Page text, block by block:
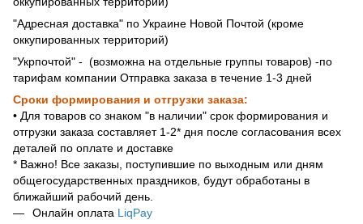
"Адресная доставка" по Украине Новой Почтой (кроме
оккупированных территорий)
"Укрпочтой" - (возможна на отдельные группы товаров) -по
тарифам компании Отправка заказа в течение 1-3 дней
Сроки формирования и отгрузки заказа:
• Для товаров со знаком "в наличии" срок формирования и
отгрузки заказа составляет 1-2* дня после согласования всех
деталей по оплате и доставке
* Важно! Все заказы, поступившие по выходным или дням
общегосударственных праздников, будут обработаны в
ближайший рабочий день.
Онлайн оплата LiqPay